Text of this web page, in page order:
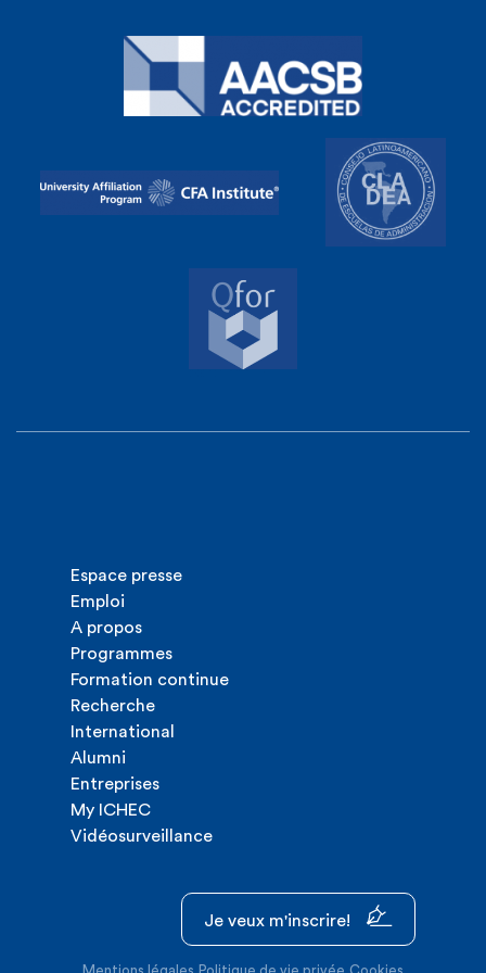
Espace presse
Emploi
A propos
Programmes
Formation continue
Recherche
International
Alumni
Entreprises
My ICHEC
Vidéosurveillance
Je veux m'inscrire!